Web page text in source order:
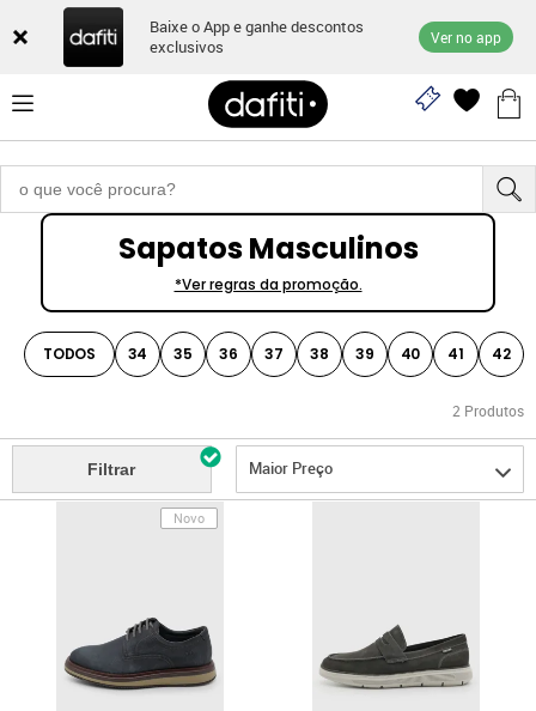
Baixe o App e ganhe descontos
exclusivos
Ver no app
Sapatos Masculinos
*Ver regras da promoção.
TODOS 34 35 36 37 38 39 40 41 42
2 Produtos
Filtrar Maior Preço
Novo